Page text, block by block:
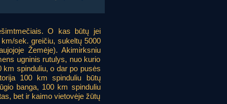
O kas būtų jei
sek. greičiu, sukeltų 5000
Žemėje). Akimirksniu
ugninis rutulys, nuo kurio
spinduliu, o dar po pusės
100 km spinduliu būtų
banga, 100 km spinduliu
bet ir kaimo vietovėje žūtų